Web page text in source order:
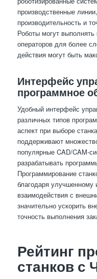
производственные
производительность и
Роботы могут
операторов для более
действия могут быть
Интерфейс
программное
Удобный интерфейс
различных типов
аспект при выборе
поддерживают
популярные CAD/CAM-
разрабатывать
Программирование
благодаря улучшенному
взаимодействия с
значительно ускорить
точность выполнения
Рейтинг
станков с